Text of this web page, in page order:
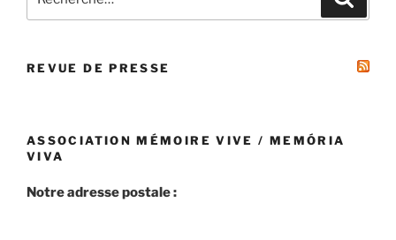
pour
REVUE DE PRESSE
ASSOCIATION MÉMOIRE VIVE / MEMÓRIA
VIVA
Notre adresse postale :